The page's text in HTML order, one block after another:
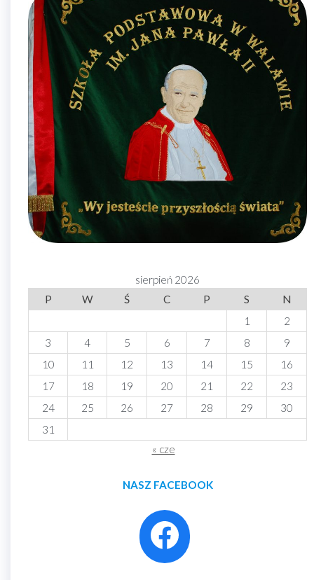
sierpień 2026
P
W Ś C P S
N
1
2
3
4 5 6 7 8
9
10
11 12 13 14 15
16
17
18 19 20 21 22
23
24
25 26 27 28 29
30
31
« cze
NASZ FACEBOOK